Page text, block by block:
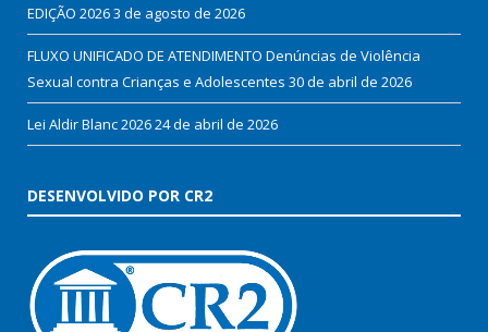
EDIÇÃO 20263 de agosto de 2026
FLUXO UNIFICADO DE ATENDIMENTO Denúncias de Violência
Sexual contra Crianças e Adolescentes 30 de abril de 2026
Lei Aldir Blanc 202624 de abril de 2026
DESENVOLVIDO POR CR2